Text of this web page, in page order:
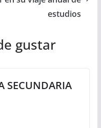
estudios
gustar
SECUNDARIA